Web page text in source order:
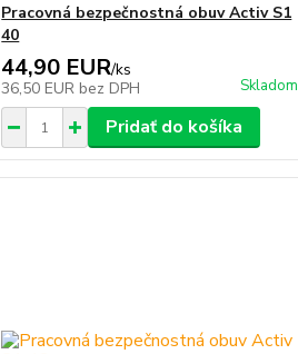
Pracovná bezpečnostná obuv Activ S1
40
44,90 EUR/ks
36,50 EUR bez DPH Skladom
Pridať do košíka